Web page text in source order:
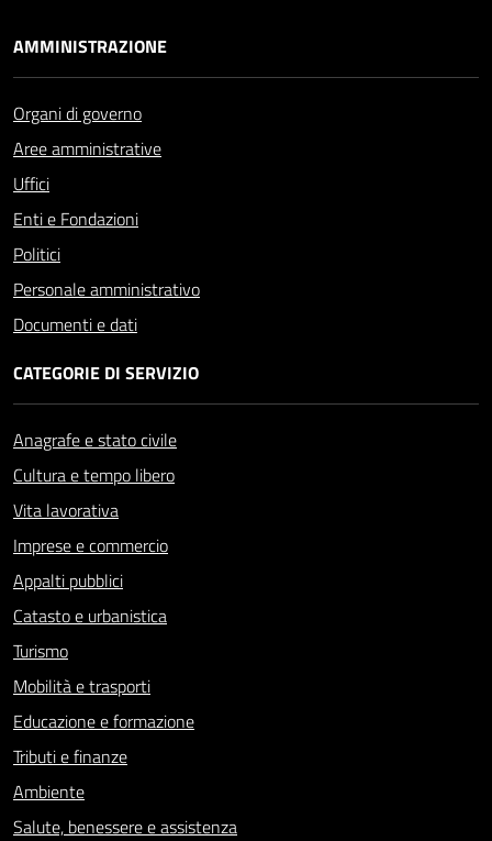
AMMINISTRAZIONE
Organi di governo
Aree amministrative
Uffici
Enti e Fondazioni
Politici
Personale amministrativo
Documenti e dati
CATEGORIE DI SERVIZIO
Anagrafe e stato civile
Cultura e tempo libero
Vita lavorativa
Imprese e commercio
Appalti pubblici
Catasto e urbanistica
Turismo
Mobilità e trasporti
Educazione e formazione
Tributi e finanze
Ambiente
Salute, benessere e assistenza